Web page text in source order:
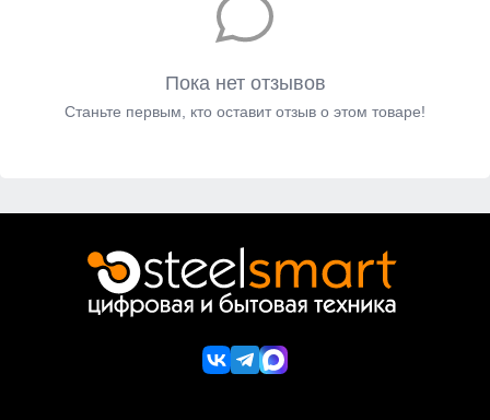
Пока нет отзывов
Станьте первым, кто оставит отзыв о этом товаре!